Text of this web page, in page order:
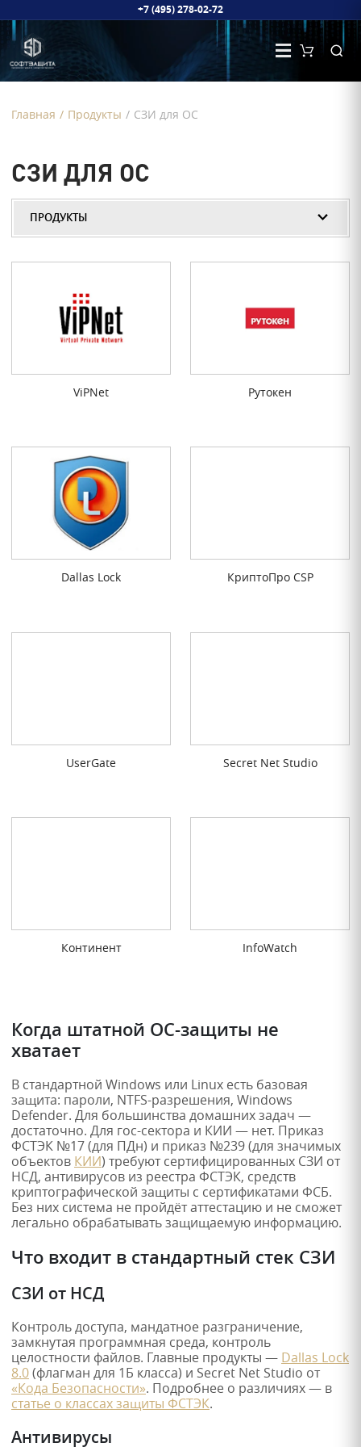
+7 (495) 278-02-72
Главная / Продукты / СЗИ для ОС
СЗИ ДЛЯ ОС
ПРОДУКТЫ
ViPNet Рутокен
Dallas Lock КриптоПро CSP
UserGate Secret Net Studio
Континент InfoWatch
Когда штатной ОС-защиты не
хватает
В стандартной Windows или Linux есть базовая
защита: пароли, NTFS-разрешения, Windows
Defender. Для большинства домашних задач —
достаточно. Для гос-сектора и КИИ — нет. Приказ
ФСТЭК №17 (для ПДн) и приказ №239 (для значимых
объектов КИИ) требуют сертифицированных СЗИ от
НСД, антивирусов из реестра ФСТЭК, средств
криптографической защиты с сертификатами ФСБ.
Без них система не пройдёт аттестацию и не сможет
легально обрабатывать защищаемую информацию.
Что входит в стандартный стек СЗИ
СЗИ от НСД
Контроль доступа, мандатное разграничение,
замкнутая программная среда, контроль
целостности файлов. Главные продукты — Dallas Lock
8.0(флагман для 1Б класса) и Secret Net Studio от
«Кода Безопасности». Подробнее о различиях — в
статье о классах защиты ФСТЭК.
Антивирусы